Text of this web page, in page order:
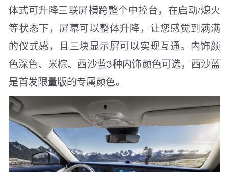
体式可升降三联屏横跨整个中控台，在启动/熄火
等状态下，屏幕可以整体升降，让您感觉到满满
的仪式感，且三块显示屏可以实现互通。内饰颜
色深色、米棕、西沙蓝3种内饰颜色可选，西沙蓝
是首发限量版的专属颜色。